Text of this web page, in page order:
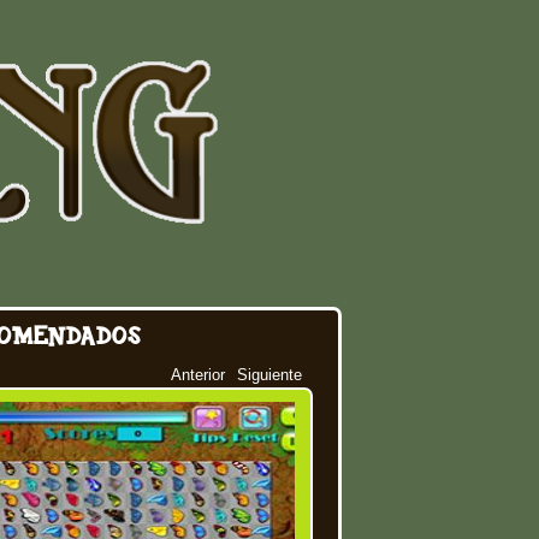
Siguiente
Anterior